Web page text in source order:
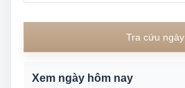
Tra cứu ngày
Xem ngày hôm nay